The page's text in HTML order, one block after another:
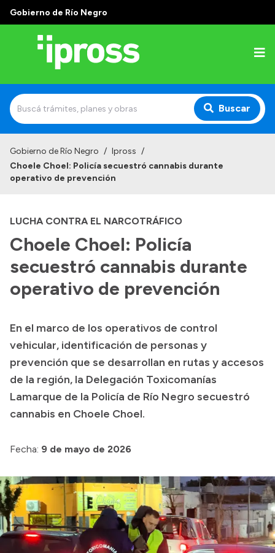
Gobierno de Río Negro
Buscar
Institucional
Autoridades
Delegaciones
Consultorios Propios
Presentación CV
Transparencia
Inversión en Salud
Licitaciones
Consulta de expedientes
Gobierno de Río Negro / Ipross /
Choele Choel: Policía secuestró cannabis durante
operativo de prevención
LUCHA CONTRA EL NARCOTRÁFICO
Choele Choel: Policía
secuestró cannabis durante
operativo de prevención
En el marco de los operativos de control
vehicular, identificación de personas y
prevención que se desarrollan en rutas y accesos
de la región, la Delegación Toxicomanías
Lamarque de la Policía de Río Negro secuestró
cannabis en Choele Choel.
Fecha: 9 de mayo de 2026